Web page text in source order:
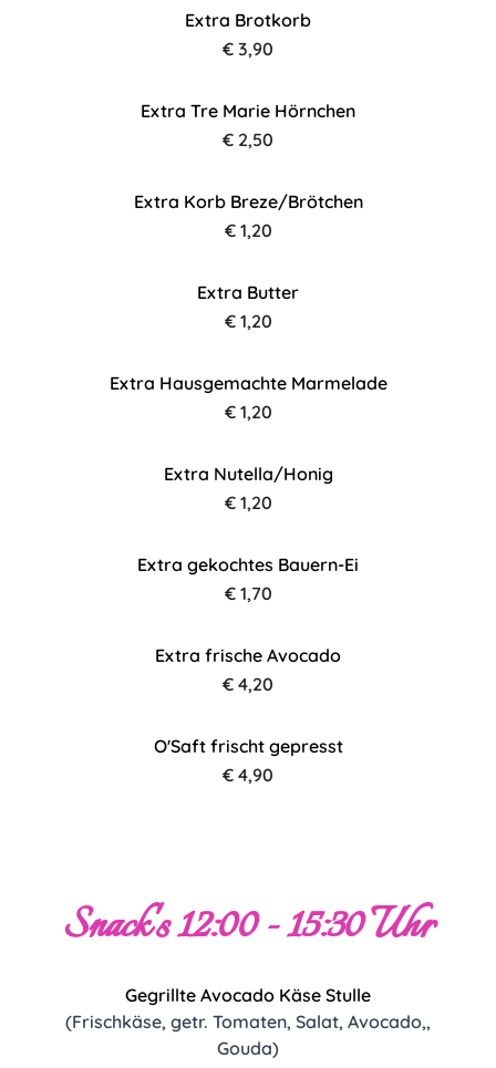
Extra Brotkorb
€ 3,90
Extra Tre Marie Hörnchen
€ 2,50
Extra Korb Breze/Brötchen
€ 1,20
Extra Butter
€ 1,20
Extra Hausgemachte Marmelade
€ 1,20
Extra Nutella/Honig
€ 1,20
Extra gekochtes Bauern-Ei
€ 1,70
Extra frische Avocado
€ 4,20
O'Saft frischt gepresst
€ 4,90
Snack's 12:00 - 15:30 Uhr
Gegrillte Avocado Käse Stulle
(Frischkäse, getr. Tomaten, Salat, Avocado,,
Gouda)